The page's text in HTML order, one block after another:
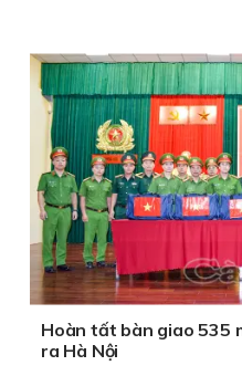
Hoàn tất bàn giao 535
ra Hà Nội